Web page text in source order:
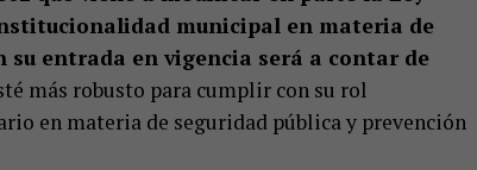
municipal en materia de
su entrada en vigencia será a contar de
más robusto para cumplir con su rol
en materia de seguridad pública y prevención